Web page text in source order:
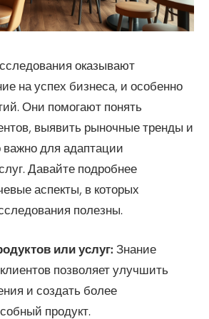
оказывают
на успех бизнеса, и особенно
Они помогают понять
выявить рыночные тренды и
важно для адаптации
Давайте подробнее
аспекты, в которых
полезны.
или услуг: Знание
позволяет улучшить
и создать более
продукт.